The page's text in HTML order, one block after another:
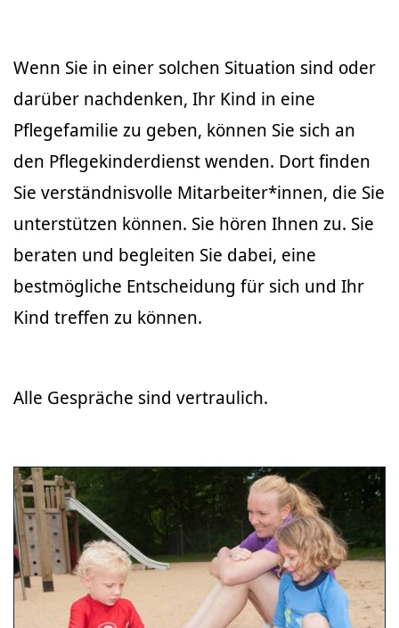
Wenn Sie in einer solchen Situation sind oder
darüber nachdenken, Ihr Kind in eine
Pflegefamilie zu geben, können Sie sich an
den Pflegekinderdienst wenden. Dort finden
Sie verständnisvolle Mitarbeiter*innen, die Sie
unterstützen können. Sie hören Ihnen zu. Sie
beraten und begleiten Sie dabei, eine
bestmögliche Entscheidung für sich und Ihr
Kind treffen zu können.
Alle Gespräche sind vertraulich.